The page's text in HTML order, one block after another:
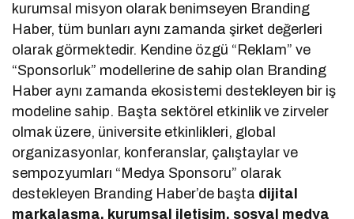
kurumsal misyon olarak benimseyen Branding
Haber, tüm bunları aynı zamanda şirket değerleri
olarak görmektedir. Kendine özgü “Reklam” ve
“Sponsorluk” modellerine de sahip olan Branding
Haber aynı zamanda ekosistemi destekleyen bir iş
modeline sahip. Başta sektörel etkinlik ve zirveler
olmak üzere, üniversite etkinlikleri, global
organizasyonlar, konferanslar, çalıştaylar ve
sempozyumları “Medya Sponsoru” olarak
destekleyen Branding Haber’de başta dijital
markalaşma, kurumsal iletişim, sosyal medya